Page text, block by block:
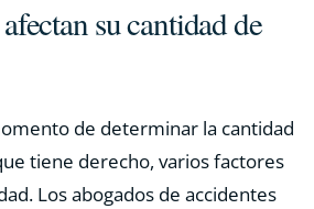
su cantidad de
de determinar la cantidad
tiene derecho, varios factores
Los abogados de accidentes